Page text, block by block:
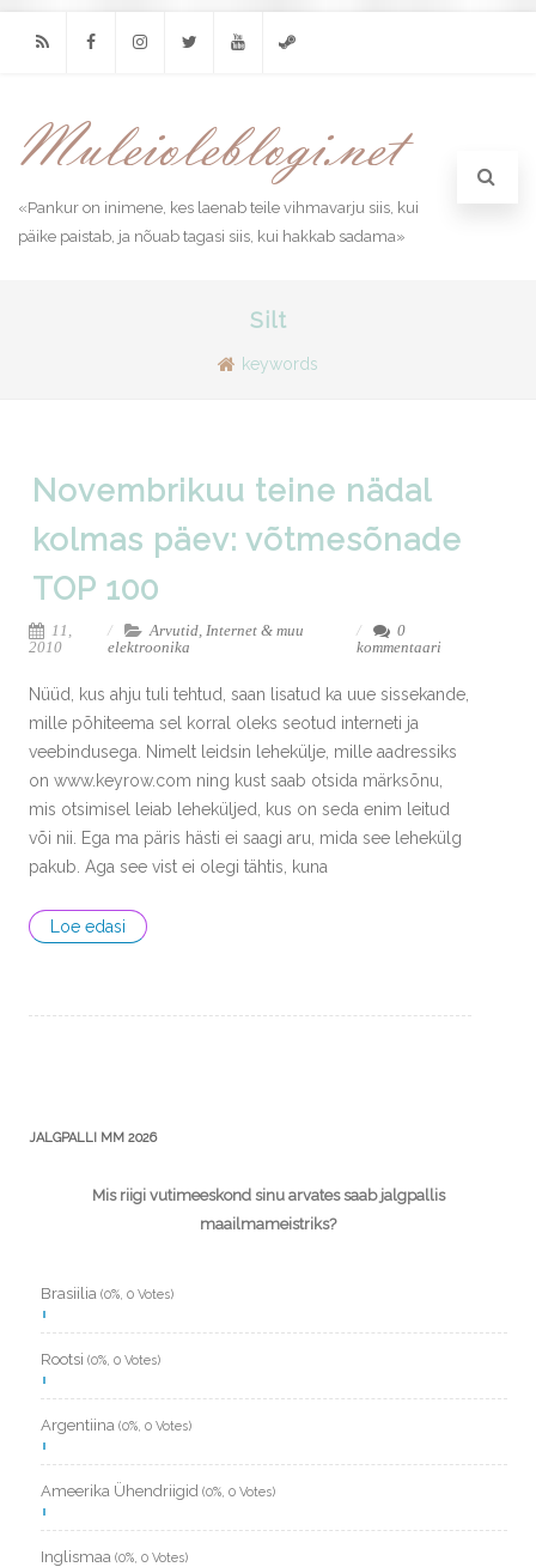
«Pankur on inimene, kes laenab teile vihmavarju siis, kui
päike paistab, ja nõuab tagasi siis, kui hakkab sadama»
Silt
keywords
Novembrikuu teine nädal
kolmas päev: võtmesõnade
TOP 100
11,
2010
Arvutid, Internet & muu
elektroonika
0
kommentaari
Nüüd, kus ahju tuli tehtud, saan lisatud ka uue sissekande,
mille põhiteema sel korral oleks seotud interneti ja
veebindusega. Nimelt leidsin lehekülje, mille aadressiks
on www.keyrow.com ning kust saab otsida märksõnu,
mis otsimisel leiab leheküljed, kus on seda enim leitud
või nii. Ega ma päris hästi ei saagi aru, mida see lehekülg
pakub. Aga see vist ei olegi tähtis, kuna
Loe edasi
JALGPALLI MM 2026
Mis riigi vutimeeskond sinu arvates saab jalgpallis
maailmameistriks?
Brasiilia (0%, 0 Votes)
Rootsi (0%, 0 Votes)
Argentiina (0%, 0 Votes)
Ameerika Ühendriigid (0%, 0 Votes)
Inglismaa (0%, 0 Votes)